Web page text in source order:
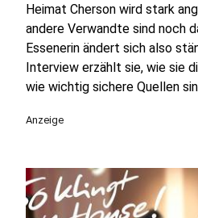
Heimat Cherson wird stark
andere Verwandte sind noch
Essenerin ändert sich also
Interview erzählt sie, wie sie
wie wichtig sichere Quellen
Anzeige